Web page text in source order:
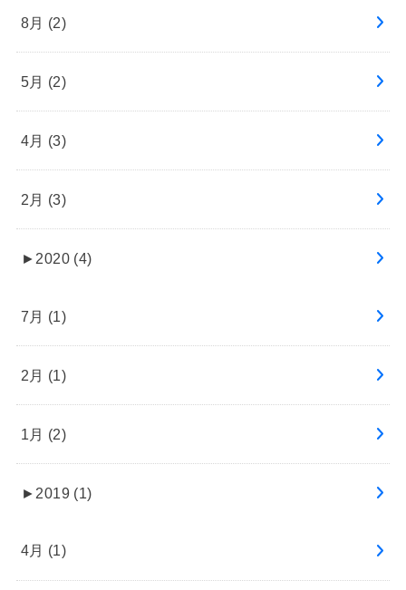
8月 (2)
5月 (2)
4月 (3)
2月 (3)
► 2020 (4)
7月 (1)
2月 (1)
1月 (2)
► 2019 (1)
4月 (1)